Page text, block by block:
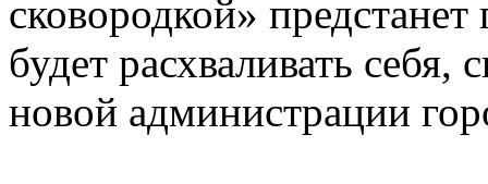
сковородкой»
будет расхваливать себя,
новой администрации